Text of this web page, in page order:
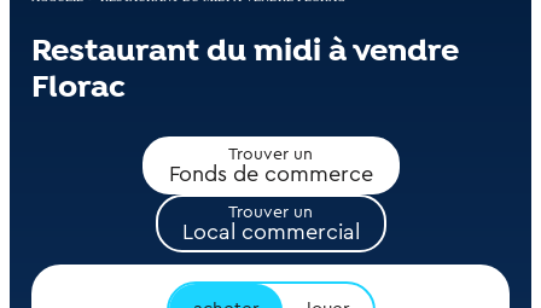
Restaurant du midi à vendre
Florac
Trouver un
Fonds de commerce
Trouver un
Local commercial